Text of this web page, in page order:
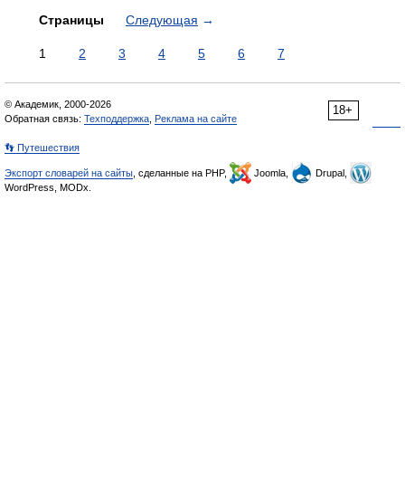
Страницы Следующая →
1 2 3 4 5 6 7
18+
© Академик, 2000-2026
Обратная связь: Техподдержка Реклама на сайте
👣 Путешествия
Экспорт словарей на сайты , сделанные на PHP, Joomla,
Drupal,
WordPress, MODx.